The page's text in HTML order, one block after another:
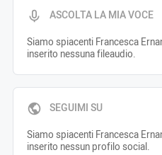
ASCOLTA LA MIA VOCE
Siamo spiacenti Francesca
inserito nessuna fileaudio.
SEGUIMI SU
Siamo spiacenti Francesca
inserito nessun profilo social.